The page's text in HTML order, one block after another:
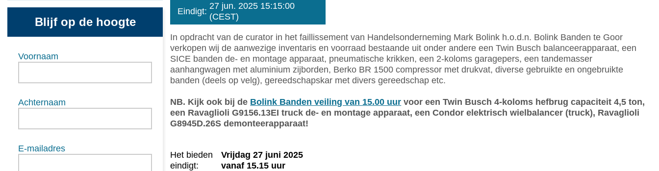
Eindigt:
27 jun. 2025 15:15:00
(CEST)
In opdracht van de curator in het faillissement van Handelsonderneming Mark Bolink h.o.d.n. Bolink Banden te Goor
verkopen wij de aanwezige inventaris en voorraad bestaande uit onder andere een Twin Busch balanceerapparaat, een
SICE banden de- en montage apparaat, pneumatische krikken, een 2-koloms garagepers, een tandemasser
aanhangwagen met aluminium zijborden, Berko BR 1500 compressor met drukvat, diverse gebruikte en ongebruikte
banden (deels op velg), gereedschapskar met divers gereedschap etc.
NB. Kijk ook bij de Bolink Banden veiling van 15.00 uur voor een Twin Busch 4-koloms hefbrug capaciteit 4,5 ton,
een Ravaglioli G9156.13EI truck de- en montage apparaat, een Condor elektrisch wielbalancer (truck), Ravaglioli
G8945D.26S demonteerapparaat!
Het bieden
eindigt:
Vrijdag 27 juni 2025
vanaf 15.15 uur
Blijf op de hoogte
Voornaam
Achternaam
E-mailadres